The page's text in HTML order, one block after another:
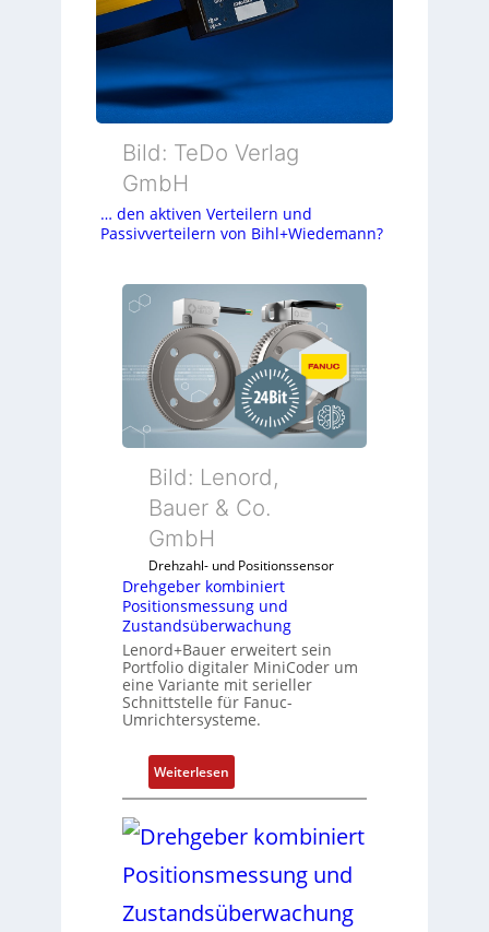
Bild: TeDo Verlag
GmbH
… den aktiven Verteilern und
Passivverteilern von Bihl+Wiedemann?
Bild: Lenord,
Bauer & Co.
GmbH
Drehzahl- und Positionssensor
Drehgeber kombiniert
Positionsmessung und
Zustandsüberwachung
Lenord+Bauer erweitert sein
Portfolio digitaler MiniCoder um
eine Variante mit serieller
Schnittstelle für Fanuc-
Umrichtersysteme.
Weiterlesen:
D
e
g
e